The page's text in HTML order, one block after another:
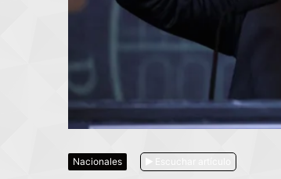
Nacionales Escuchar artículo